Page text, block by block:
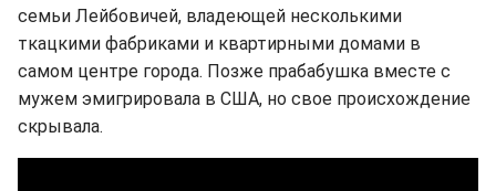
семьи Лейбовичей, владеющей несколькими
ткацкими фабриками и квартирными домами в
самом центре города. Позже прабабушка вместе с
мужем эмигрировала в США, но свое происхождение
скрывала.